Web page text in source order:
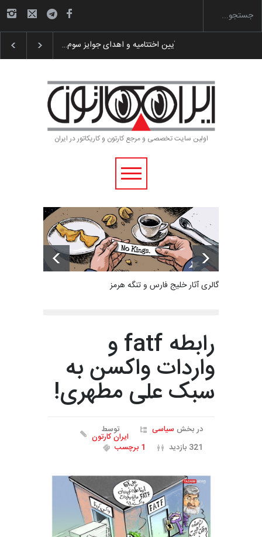
گزارش تصویری آیین اختتامیه و اهدای جوایز سوم…
اولین سایت تخصصی و مرجع کارتون و کاریکاتور در ایران
گالری آثار خلیج فارس و تنگه هرمز
رابطه fatf و
واردات واکسن به
سبک علی مطهری!
در بخش سیاسی توسط
ایران کارتون
321 بازدید
1 برچسب